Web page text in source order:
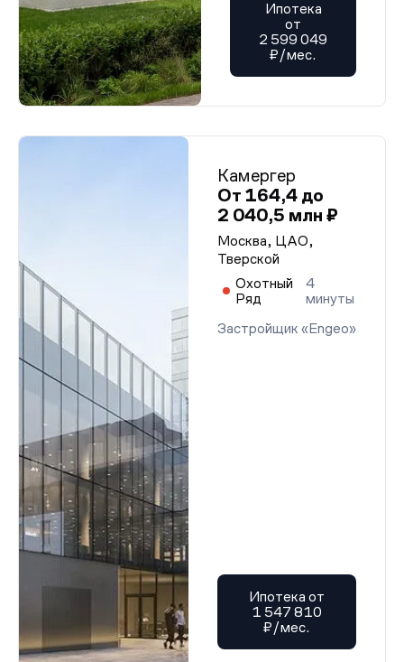
Ипотека
от
2 599 049
₽/мес.
Камергер
От 164,4 до
2 040,5 млн ₽
Москва, ЦАО,
Тверской
Охотный
Ряд
4
минуты
Застройщик «Engeo»
Ипотека от
1 547 810
₽/мес.